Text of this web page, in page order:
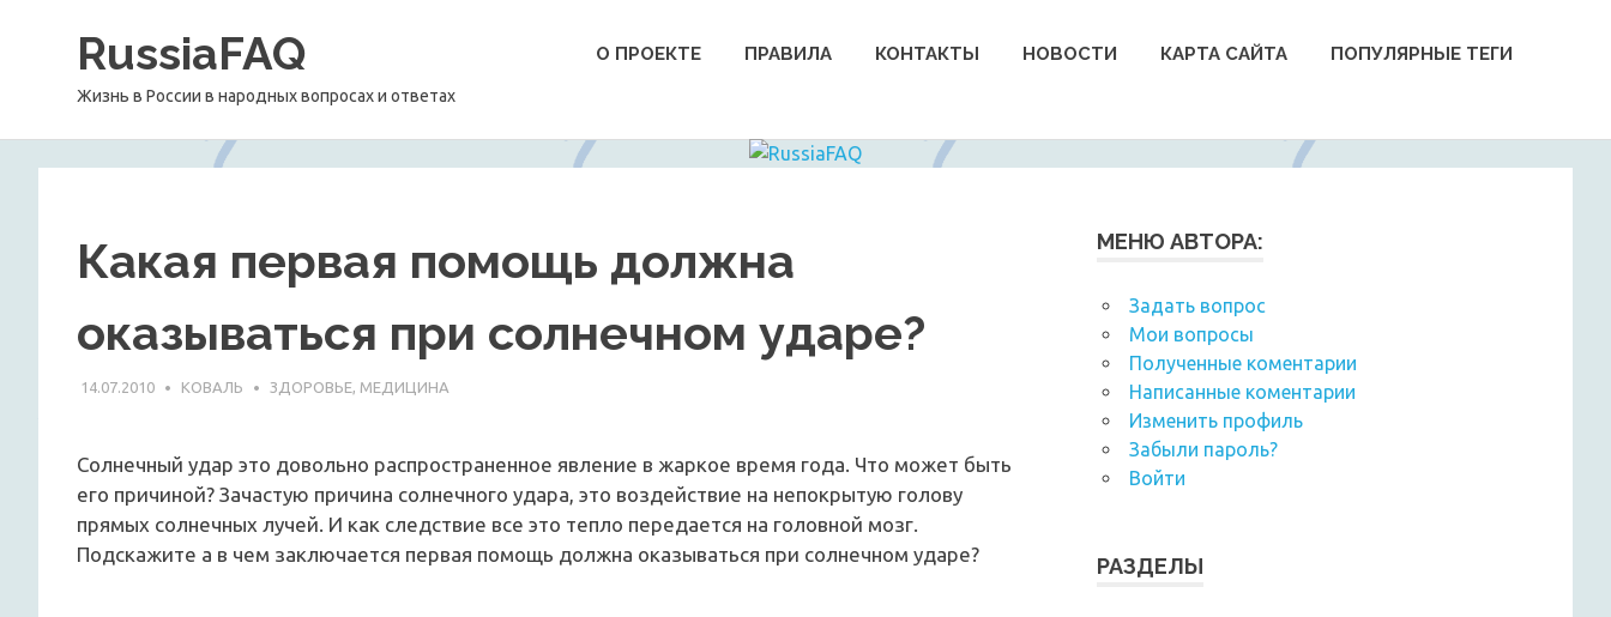
содержимомуRussiaFAQ
Жизнь в России в народных вопросах и ответах
О ПРОЕКТЕ ПРАВИЛА КОНТАКТЫ НОВОСТИ КАРТА САЙТА ПОПУЛЯРНЫЕ ТЕГИ
Какая первая помощь должна
оказываться при солнечном ударе?
14.07.2010 КОВАЛЬ ЗДОРОВЬЕ, МЕДИЦИНА
Солнечный удар это довольно распространенное явление в жаркое время года. Что может быть
его причиной? Зачастую причина солнечного удара, это воздействие на непокрытую голову
прямых солнечных лучей. И как следствие все это тепло передается на головной мозг.
Подскажите а в чем заключается первая помощь должна оказываться при солнечном ударе?
МЕНЮ АВТОРА:
Задать вопрос
Мои вопросы
Полученные коментарии
Написанные коментарии
Изменить профиль
Забыли пароль?
Войти
РАЗДЕЛЫ